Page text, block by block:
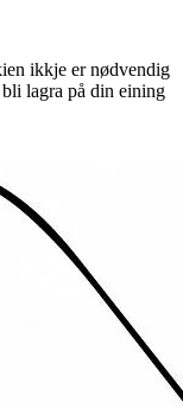
ikkje er nødvendig
lagra på din eining